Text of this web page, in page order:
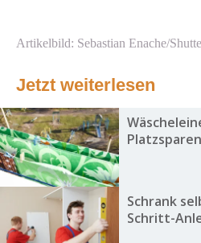
Artikelbild: Sebastian Enache/
Jetzt weiterlesen
Schrank
Schritt-